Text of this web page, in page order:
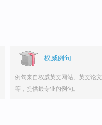
权威例句
例句来自权威英文网站、英文论文
等，提供最专业的例句。